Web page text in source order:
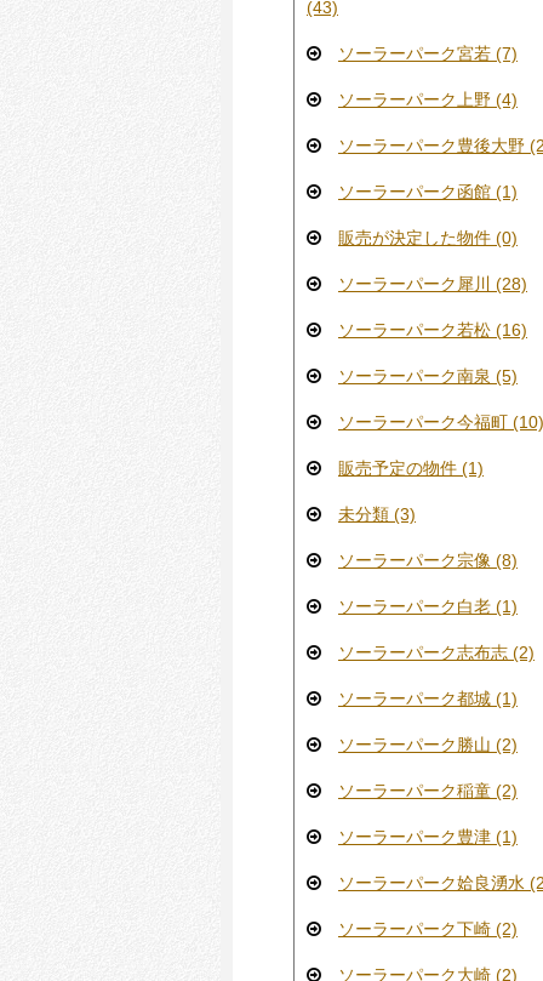
(43)
ソーラーパーク宮若 (7)
ソーラーパーク上野 (4)
ソーラーパーク豊後大野
ソーラーパーク函館 (1)
販売が決定した物件 (0)
ソーラーパーク犀川 (28)
ソーラーパーク若松 (16)
ソーラーパーク南泉 (5)
ソーラーパーク今福町 (10)
販売予定の物件 (1)
未分類 (3)
ソーラーパーク宗像 (8)
ソーラーパーク白老 (1)
ソーラーパーク志布志 (2)
ソーラーパーク都城 (1)
ソーラーパーク勝山 (2)
ソーラーパーク稲童 (2)
ソーラーパーク豊津 (1)
ソーラーパーク姶良湧水
ソーラーパーク下崎 (2)
ソーラーパーク大崎 (2)